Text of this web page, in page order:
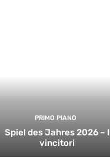
PRIMO PIANO
Spiel des Jahres 2026 – I
vincitori